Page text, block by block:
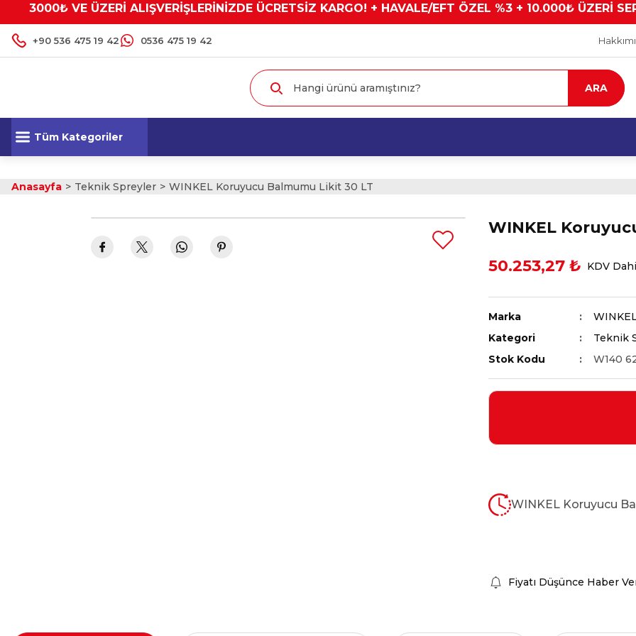
3000₺ VE ÜZERİ ALIŞVERİŞLERİNİZDE ÜCRETSİZ KARGO! + HAVALE/EFT ÖZEL %3 + 10.000₺ ÜZERİ
+90 536 475 19 42 0536 475 19 42
ARA
Tüm Kategoriler
Anasayfa Teknik Spreyler WINKEL Koruyucu Balmumu Likit 30 LT
WINKEL
50.253,27 ₺ KDV
Marka
Kategori
Teknik
Stok Kodu
W140
WINKEL Koruyucu
Fiyatı Düşünce Haber